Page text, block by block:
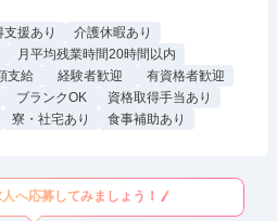
支援あり
介護休暇あり
月平均残業時間20時間以内
支給 経験者歓迎
有資格者歓迎
ブランクOK
資格取得手当あり
寮・社宅あり 食事補助あり
へ応募してみましょう！